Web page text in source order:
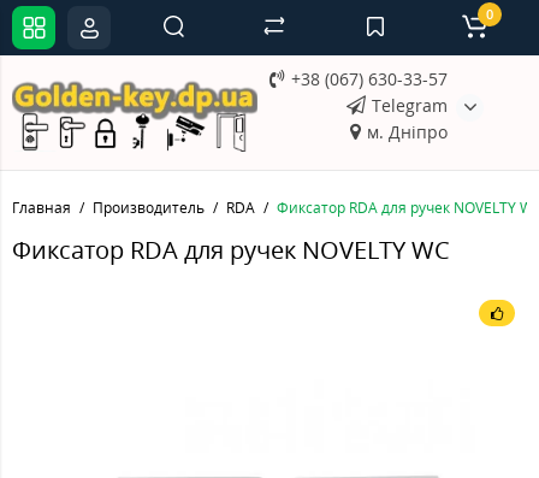
+38 (067) 630-33-57
Telegram
м. Дніпро
0
Главная Производитель RDA Фиксатор RDA для ручек NOVELTY
Фиксатор RDA для ручек NOVELTY WC